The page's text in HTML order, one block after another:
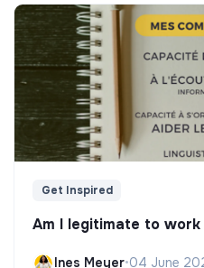
Get Inspired
Am I legitimate to
Ines Meyer•04 June